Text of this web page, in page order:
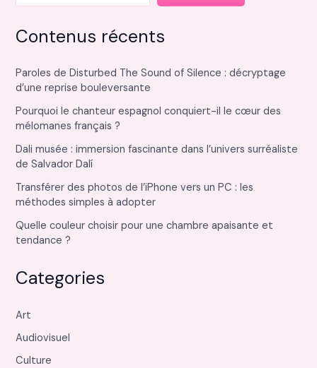
Contenus récents
Paroles de Disturbed The Sound of Silence : décryptage
d’une reprise bouleversante
Pourquoi le chanteur espagnol conquiert-il le cœur des
mélomanes français ?
Dali musée : immersion fascinante dans l’univers surréaliste
de Salvador Dalí
Transférer des photos de l’iPhone vers un PC : les
méthodes simples à adopter
Quelle couleur choisir pour une chambre apaisante et
tendance ?
Categories
Art
Audiovisuel
Culture